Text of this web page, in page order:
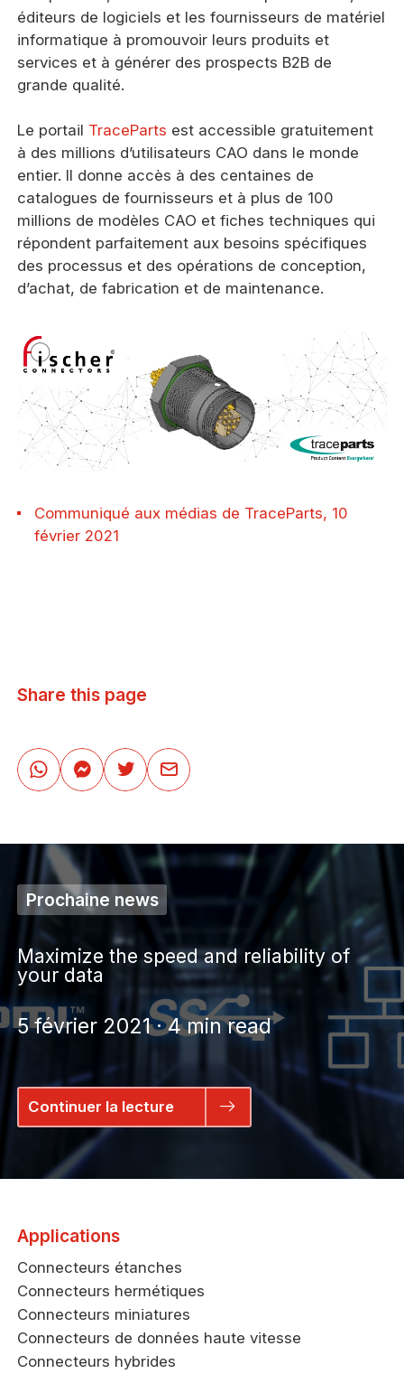
éditeurs de logiciels et les fournisseurs de matériel
informatique à promouvoir leurs produits et
services et à générer des prospects B2B de
grande qualité.
Le portail TraceParts est accessible gratuitement
à des millions d’utilisateurs CAO dans le monde
entier. Il donne accès à des centaines de
catalogues de fournisseurs et à plus de 100
millions de modèles CAO et fiches techniques qui
répondent parfaitement aux besoins spécifiques
des processus et des opérations de conception,
d’achat, de fabrication et de maintenance.
Communiqué aux médias de TraceParts, 10
février 2021
Share this page
Prochaine news
Maximize the speed and reliability of
your data
5 février 2021 · 4 min read
Continuer la lecture
Applications
Connecteurs étanches
Connecteurs hermétiques
Connecteurs miniatures
Connecteurs de données haute vitesse
Connecteurs hybrides